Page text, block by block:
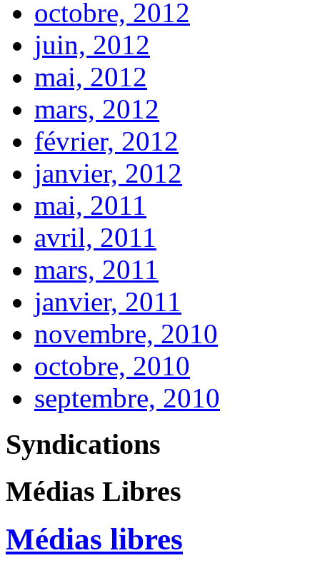
octobre, 2012
juin, 2012
mai, 2012
mars, 2012
février, 2012
janvier, 2012
mai, 2011
avril, 2011
mars, 2011
janvier, 2011
novembre, 2010
octobre, 2010
septembre, 2010
Syndications
Médias Libres
Médias libres